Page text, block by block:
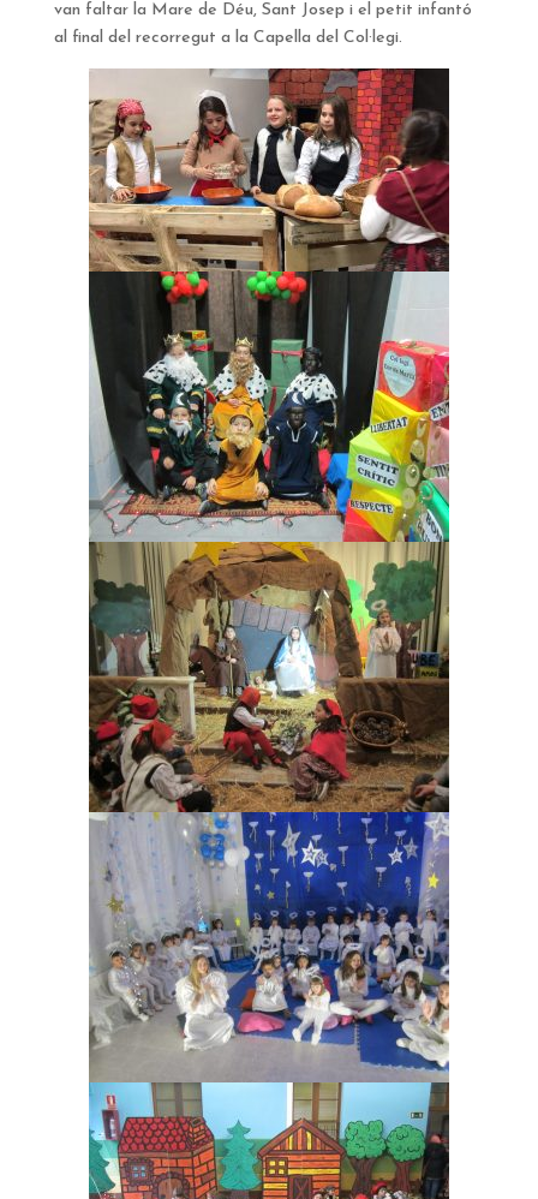
van faltar la Mare de Déu, Sant Josep i el petit infantó
al final del recorregut a la Capella del Col·legi.